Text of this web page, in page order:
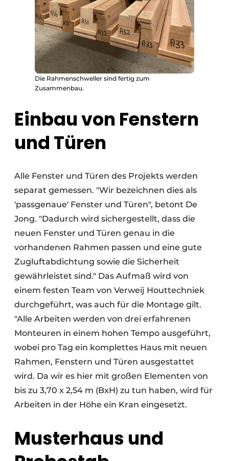
Die Rahmenschweller sind fertig zum
Zusammenbau.
Einbau von Fenstern
und Türen
Alle Fenster und Türen des Projekts werden
separat gemessen. "Wir bezeichnen dies als
'passgenaue' Fenster und Türen", betont De
Jong. "Dadurch wird sichergestellt, dass die
neuen Fenster und Türen genau in die
vorhandenen Rahmen passen und eine gute
Zugluftabdichtung sowie die Sicherheit
gewährleistet sind." Das Aufmaß wird von
einem festen Team von Verweij Houttechniek
durchgeführt, was auch für die Montage gilt.
"Alle Arbeiten werden von drei erfahrenen
Monteuren in einem hohen Tempo ausgeführt,
wobei pro Tag ein komplettes Haus mit neuen
Rahmen, Fenstern und Türen ausgestattet
wird. Da wir es hier mit großen Elementen von
bis zu 3,70 x 2,54 m (BxH) zu tun haben, wird für
Arbeiten in der Höhe ein Kran eingesetzt.
Musterhaus und